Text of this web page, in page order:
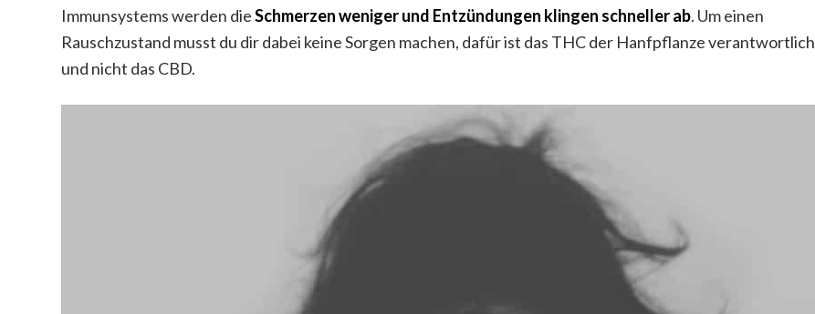
Immunsystems werden dieSchmerzen wenigerund Entzündungen klingen schneller ab. Um einen
Rauschzustand musst du dir dabei keine Sorgen machen, dafür ist das THC der Hanfpflanze verantwortlich
und nicht das CBD.